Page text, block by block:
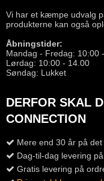
Vi har et kæmpe udvalg
produkterne kan også
Åbningstider:
Mandag - Fredag: 10:00
Lørdag: 10:00 - 14.00
Søndag: Lukket
DERFOR SKAL
CONNECTION
Mere end 30 år på
Dag-til-dag levering
Gratis levering på